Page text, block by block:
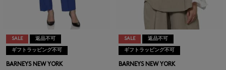
SALE 返品不可
ギフトラッピング不可
BARNEYS NEW YORK
SALE 返品不可
ギフトラッピング不可
BARNEYS NEW YORK